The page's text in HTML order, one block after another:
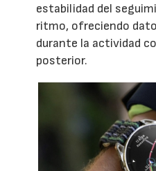
estabilidad del
ritmo, ofreciendo
durante la actividad
posterior.